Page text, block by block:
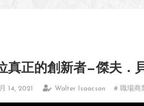
真正的創新者—傑夫．
14, 2021 Walter Isaacson # 職場商